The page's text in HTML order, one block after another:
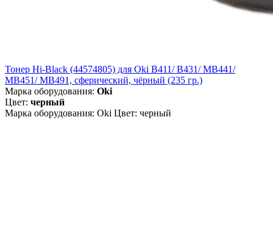
Тонер Hi-Black (44574805) для Oki B411/ B431/ MB441/
MB451/ MB491, сферический, чёрный (235 гр.)
Марка оборудования: Oki
Цвет: черный
Марка оборудования: Oki Цвет: черный